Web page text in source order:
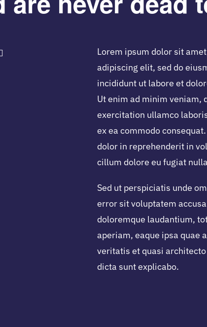
Lorem ipsum dolor sit
adipiscing elit, sed do
incididunt ut labore et
Ut enim ad minim veniam,
exercitation ullamco
ex ea commodo
dolor in reprehenderit in
cillum dolore eu fugiat
Sed ut perspiciatis unde
error sit voluptatem
doloremque laudantium,
aperiam, eaque ipsa quae
veritatis et quasi
dicta sunt explicabo.